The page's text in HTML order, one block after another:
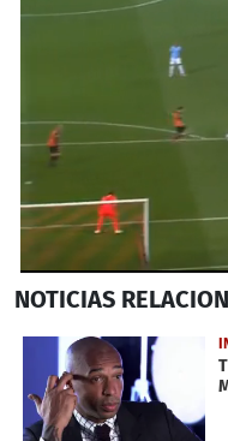
seconds
1
minute,
seconds
NOTICIAS